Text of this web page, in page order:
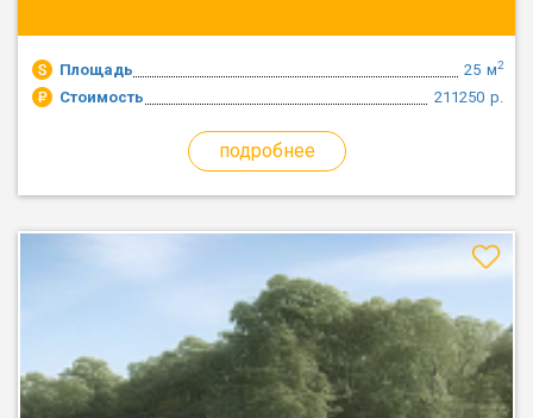
Площадь м2
25
Стоимость
р.
211250
подробнее